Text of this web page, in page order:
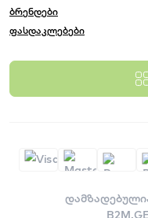
ბრენდები
ფასდაკლებები